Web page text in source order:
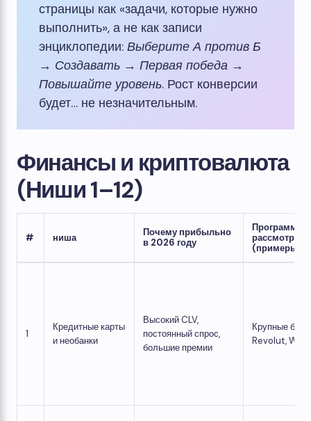
страницы как «задачи, которые нужно
выполнить», а не как записи
энциклопедии: Выберите А против Б
→ Создавать → Первая победа →
Повышайте уровень. Рост конверсии
будет… не незначительным.
Финансы и криптовалюта
(Ниши 1–12)
# ниша
Почему прибыльно
в 2026 году
Программы
(примеры)
1
Кредитные карты
и необанки
Высокий CLV,
постоянный спрос,
большие премии
Крупные
Revolut, Wise